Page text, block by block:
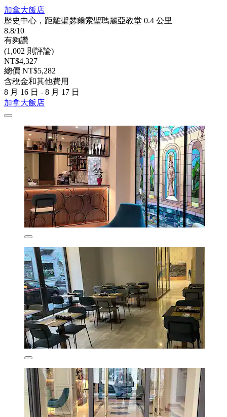
加拿大飯店
歷史中心，距離聖瑟爾索聖瑪麗亞教堂 0.4 公里
8.8/10
有夠讚
(1,002 則評論)
NT$4,327
總價 NT$5,282
含稅金和其他費用
8 月 16 日 - 8 月 17 日
加拿大飯店